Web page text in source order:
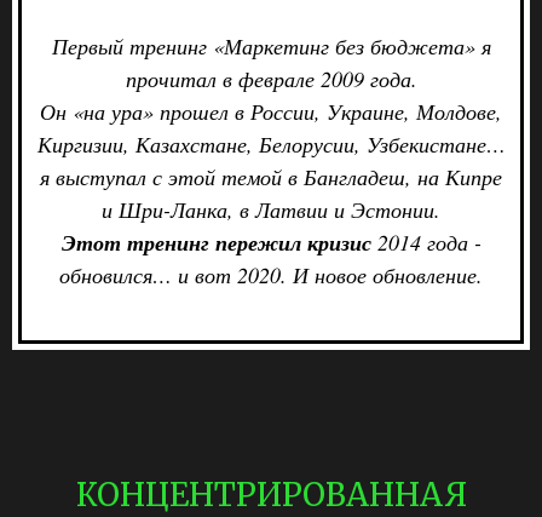
Первый тренинг «Маркетинг без бюджета» я
прочитал в феврале 2009 года.
Он «на ура» прошел в России, Украине, Молдове,
Киргизии, Казахстане, Белорусии, Узбекистане…
я выступал с этой темой в Бангладеш, на Кипре
и Шри-Ланка, в Латвии и Эстонии.
Этот тренинг пережил кризис2014 года -
обновился… и вот 2020. И новое обновление.
КОНЦЕНТРИРОВАННАЯ